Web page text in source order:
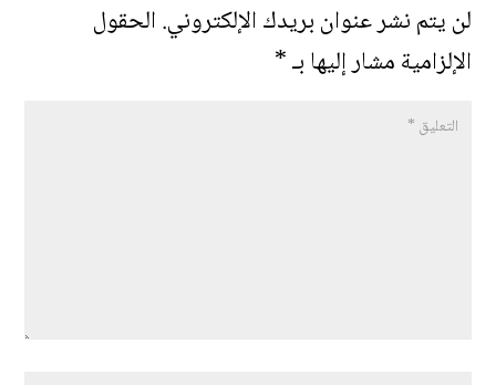
لن يتم نشر عنوان بريدك الإلكتروني.الحقول
الإلزامية مشار إليها بـ*